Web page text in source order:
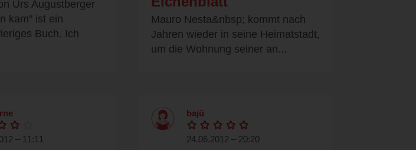
Urs Augustberger
kam" ist ein
Buch. Ich
Mauro Nesta&nbsp; kommt nach
Jahren wieder in seine Heimatstadt,
um die Wohnung seiner an...
– 11:11
bajü
24.06.2012 – 20:20